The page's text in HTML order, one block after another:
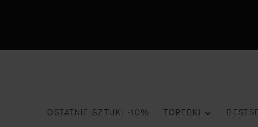
OSTATNIE SZTUKI -10% TOREBKI